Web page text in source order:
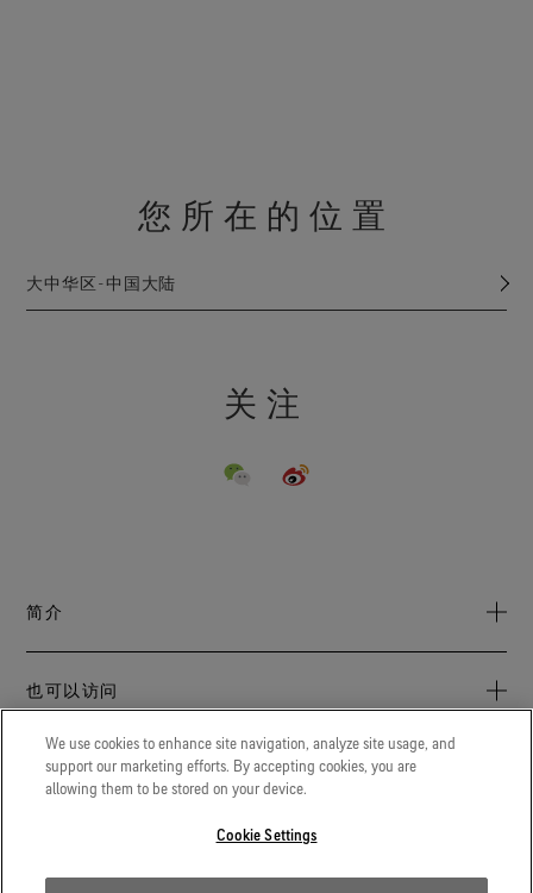
您所在的位置
大中华区-中国大陆
也可以访问
GORE‑TEX/ONE
汇集各种官方出品的品牌指南、数字营销、及培训素材，随取
随用，一站式满足需求。
Goretexprofessional.com
关注
简介
可持续发展
Archive: PFC Goal
工作机会
LEGAL
We use cookies to enhance site navigation, analyze site usage, and
support our marketing efforts. By accepting cookies, you are
allowing them to be stored on your device.
Cookie Settings